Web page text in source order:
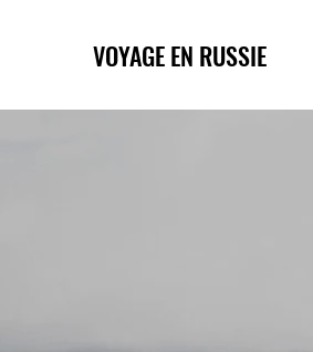
VOYAGE EN RUSSIE